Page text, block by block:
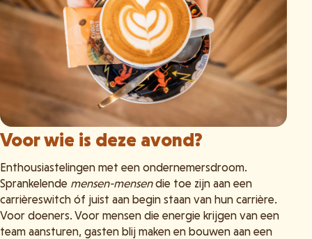
Voor wie is deze avond?
Enthousiastelingen met een ondernemersdroom.
Sprankelende mensen-mensendie toe zijn aan een
carrièreswitch óf juist aan begin staan van hun carrière.
Voor doeners. Voor mensen die energie krijgen van een
team aansturen, gasten blij maken en bouwen aan een